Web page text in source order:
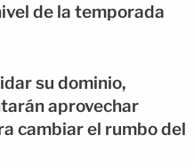
de la temporada
su dominio,
aprovechar
cambiar el rumbo del